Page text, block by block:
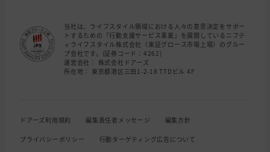
当社は、ライフスタイル領域における人々の意思決定をサポー
トするための「行動支援サービス事業」を展開しているニフテ
ィライフスタイル株式会社（東証グロース市場上場）のグルー
プ会社です。(証券コード：4262)
運営会社： 株式会社ドアーズ
所在地： 東京都港区三田1-2-18 TTDビル 4F
ドアーズ利用規約 編集責任者メッセージ 編集方針
プライバシーポリシー 行動ターゲティング広告について